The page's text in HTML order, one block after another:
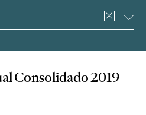
Consolidado 2019